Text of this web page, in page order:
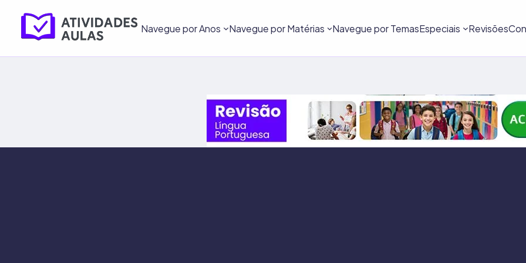
Navegue por Anos Navegue por Matérias Navegue por TemasEspeciais Revisões